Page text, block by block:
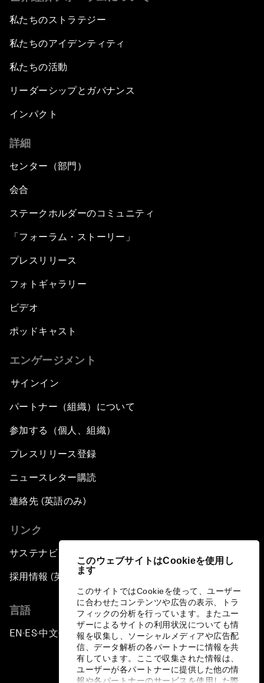
このウェブサイトはCookieを使用し
ます
このサイトではCookieを使って、ユーザー
に合わせたコンテンツや広告の表示、トラ
フィックの分析を行っています。またユー
ザーによるサイトの利用状況についても情
報を収集し、ソーシャルメディアや広告配
信、データ解析の各パートナーに情報を共
有しています。ここで収集された情報は、
ユーザーが各パートナーに提供した他の情
報や各パートナーのサービスを使用した際
私たちのストラテジー
私たちのアイデンティティ
私たちの活動
リーダーシップとガバナンス
インパクト
詳細
センター（部門）
会合
ステークホルダーのコミュニティ
「フォーラム・ストーリー」
プレスリリース
フォトギャラリー
ビデオ
ポッドキャスト
エンゲージメント
サインイン
パートナー（組織）について
参加する（個人、組織）
プレスリリース登録
ニュースレター購読
連絡先 (英語のみ)
リンク
サステナビリティへの取り組み
採用情報 (英語のみ)
言語
EN ▪ES▪中文▪ 日本語